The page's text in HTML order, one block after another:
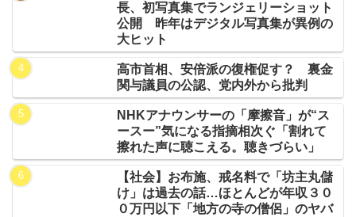
長、初写真集でランジェリーショット
公開 昨年はデジタル写真集が異例の
大ヒット
高市首相、安倍派の復権促す？ 裏金
関与議員の公認、党内外から批判
NHKアナウンサーの「摩擦音」が“ス
ースー”気になる指摘相次ぐ「割れて
擦れた声に聴こえる。聴きづらい」
【社会】お布施、戒名料で「坊主丸儲
け」は過去の話…ほとんどが年収３０
０万円以下「地方の寺の僧侶」のヤバ